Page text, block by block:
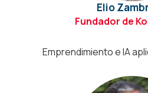
Elio
Fundador de
Emprendimiento e IA